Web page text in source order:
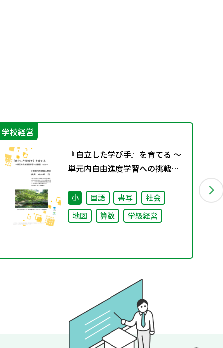
学校経営
『自立した学び手』を育てる ～
単元内自由進度学習への挑戦
小 国語 書写
社会
地図
算数 学級経営